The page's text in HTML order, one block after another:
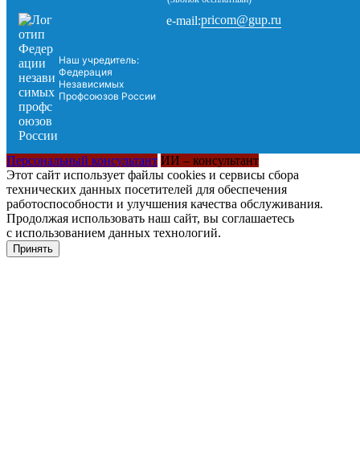
Наш учредитель:
Федерация
Независимых
Профсоюзов России
e-mail:pricom@gup.ru
Персональный консультант ИИ – консультант
Этот сайт использует файлы cookies и сервисы сбора
технических данных посетителей для обеспечения
работоспособности и улучшения качества обслуживания.
Продолжая использовать наш сайт, вы соглашаетесь
с использованием данных технологий.
Принять